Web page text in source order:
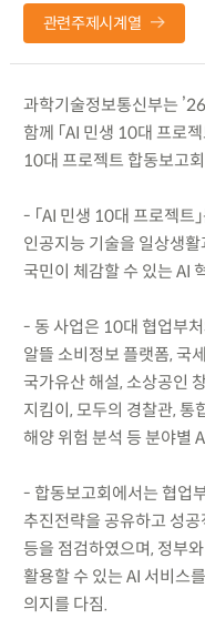
관련주제시계열
과학기술정보통신부는
함께 「AI 민생 10대 프로
10대 프로젝트 합동보고
- 「AI 민생 10대 프로젝트
인공지능 기술을 일상생
국민이 체감할 수 있는 AI
- 동 사업은 10대 협업부
알뜰 소비정보 플랫폼, 국
국가유산 해설, 소상공인
지킴이, 모두의 경찰관, 통
해양 위험 분석 등 분야별
- 합동보고회에서는 협업
추진전략을 공유하고 성
등을 점검하였으며, 정부
활용할 수 있는 AI 서비스
의지를 다짐.